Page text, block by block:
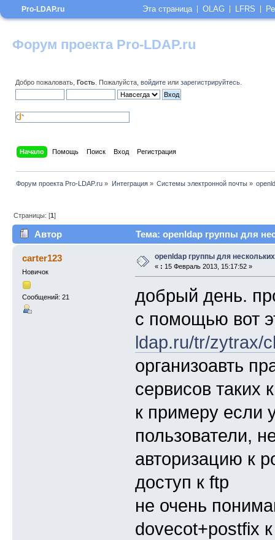
Форум проекта Pro-LDAP.ru
Добро пожаловать, Гость . Пожалуйста, войдите или зарегистрируйтесь
Начало Помощь Поиск Вход Регистрация
Форум проекта Pro-LDAP.ru » Интеграция» Системы электронной почты»
Страницы: [1]
Автор Тема: openldap группы для
carter123
Новичок
Сообщений: 21
openldap группы для
« : 15 Февраль 2013, 15:17:52 »
добрый день.
с помощью вот
ldap.ru/tr/zytrax/
организоавть
сервисов таких
к примеру если
пользователи,
авторизацию к
доступ к ftp
не очень
dovecot+postfix
Pro-LDAP.ru Эта страница OLAG LFRS